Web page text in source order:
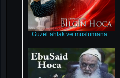
Güzel ahlak ve müslümana...